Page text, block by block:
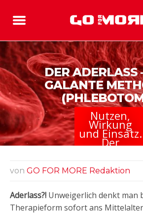
DER ADERLASS
GALANTE
Nutzen,
Wirkung
und Einsatz.
Der
wunderbare
Therapiefor
von GO FOR MORE Redaktion
Aderlass?! Unweigerlich denkt man
Therapieform sofort ans